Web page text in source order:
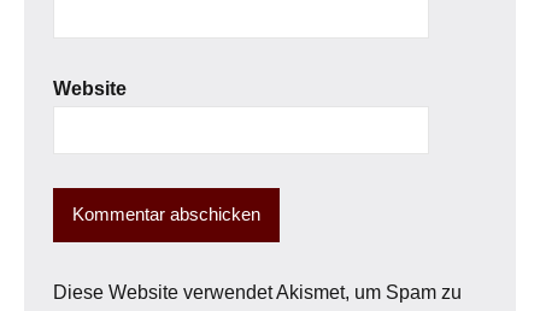
Website
Diese Website verwendet Akismet, um Spam zu